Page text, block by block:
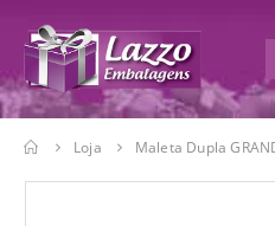
Loja Maleta Dupla